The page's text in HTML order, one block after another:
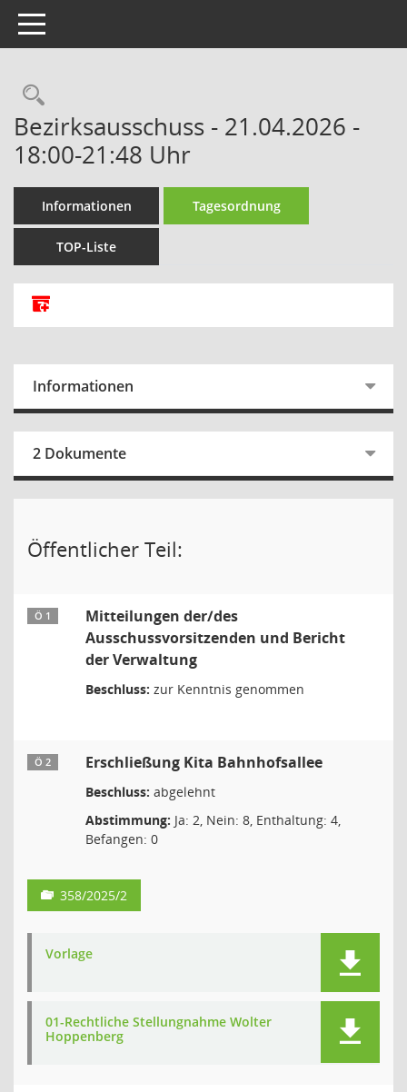
Toggle navigation
Rechercheauswahl
Bezirksausschuss - 21.04.2026 -
18:00-21:48 Uhr
Informationen Tagesordnung
TOP-Liste
Alle Dokumente zu dieser Sitzung zusammenfassen
Informationen
2 Dokumente
Öffentlicher Teil:
Ö 1
Mitteilungen der/des
Ausschussvorsitzenden und Bericht
der Verwaltung
Beschluss: zur Kenntnis genommen
Ö 2 Erschließung Kita Bahnhofsallee
Beschluss: abgelehnt
Abstimmung: Ja: 2, Nein: 8, Enthaltung: 4,
Befangen: 0
358/2025/2
Vorlage
01-Rechtliche Stellungnahme Wolter
Hoppenberg